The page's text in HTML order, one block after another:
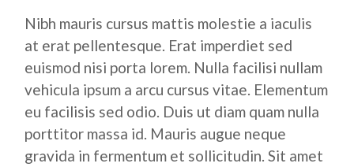
Nibh mauris cursus mattis molestie a iaculis
at erat pellentesque. Erat imperdiet sed
euismod nisi porta lorem. Nulla facilisi nullam
vehicula ipsum a arcu cursus vitae. Elementum
eu facilisis sed odio. Duis ut diam quam nulla
porttitor massa id. Mauris augue neque
gravida in fermentum et sollicitudin. Sit amet